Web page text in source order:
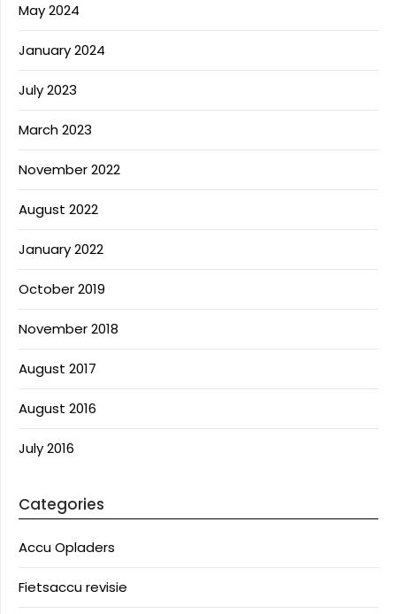
May 2024
January 2024
July 2023
March 2023
November 2022
August 2022
January 2022
October 2019
November 2018
August 2017
August 2016
July 2016
Categories
Accu Opladers
Fietsaccu revisie